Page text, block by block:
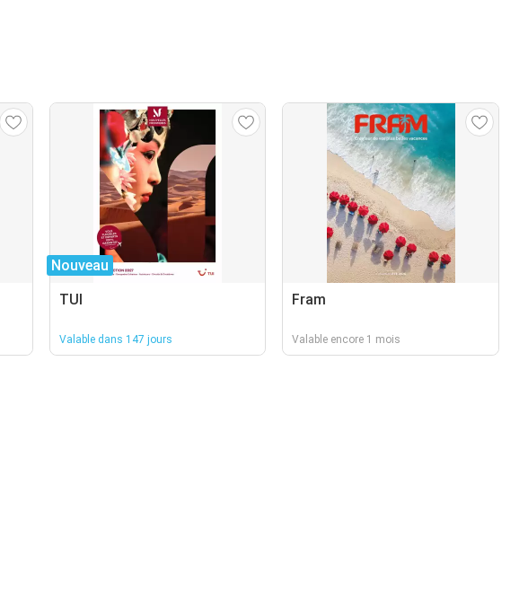
Nouveau
TUI
Valable dans 147 jours
Fram
Valable encore 1 mois